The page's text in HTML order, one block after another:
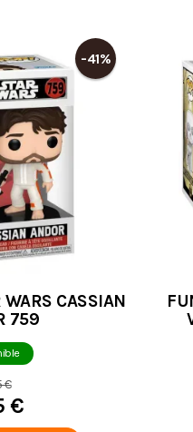
-41%
CASSIAN
759
€
€